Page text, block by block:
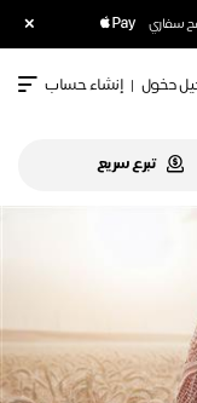
سفاري ×
دخول | إنشاء حساب
تبرع سريع